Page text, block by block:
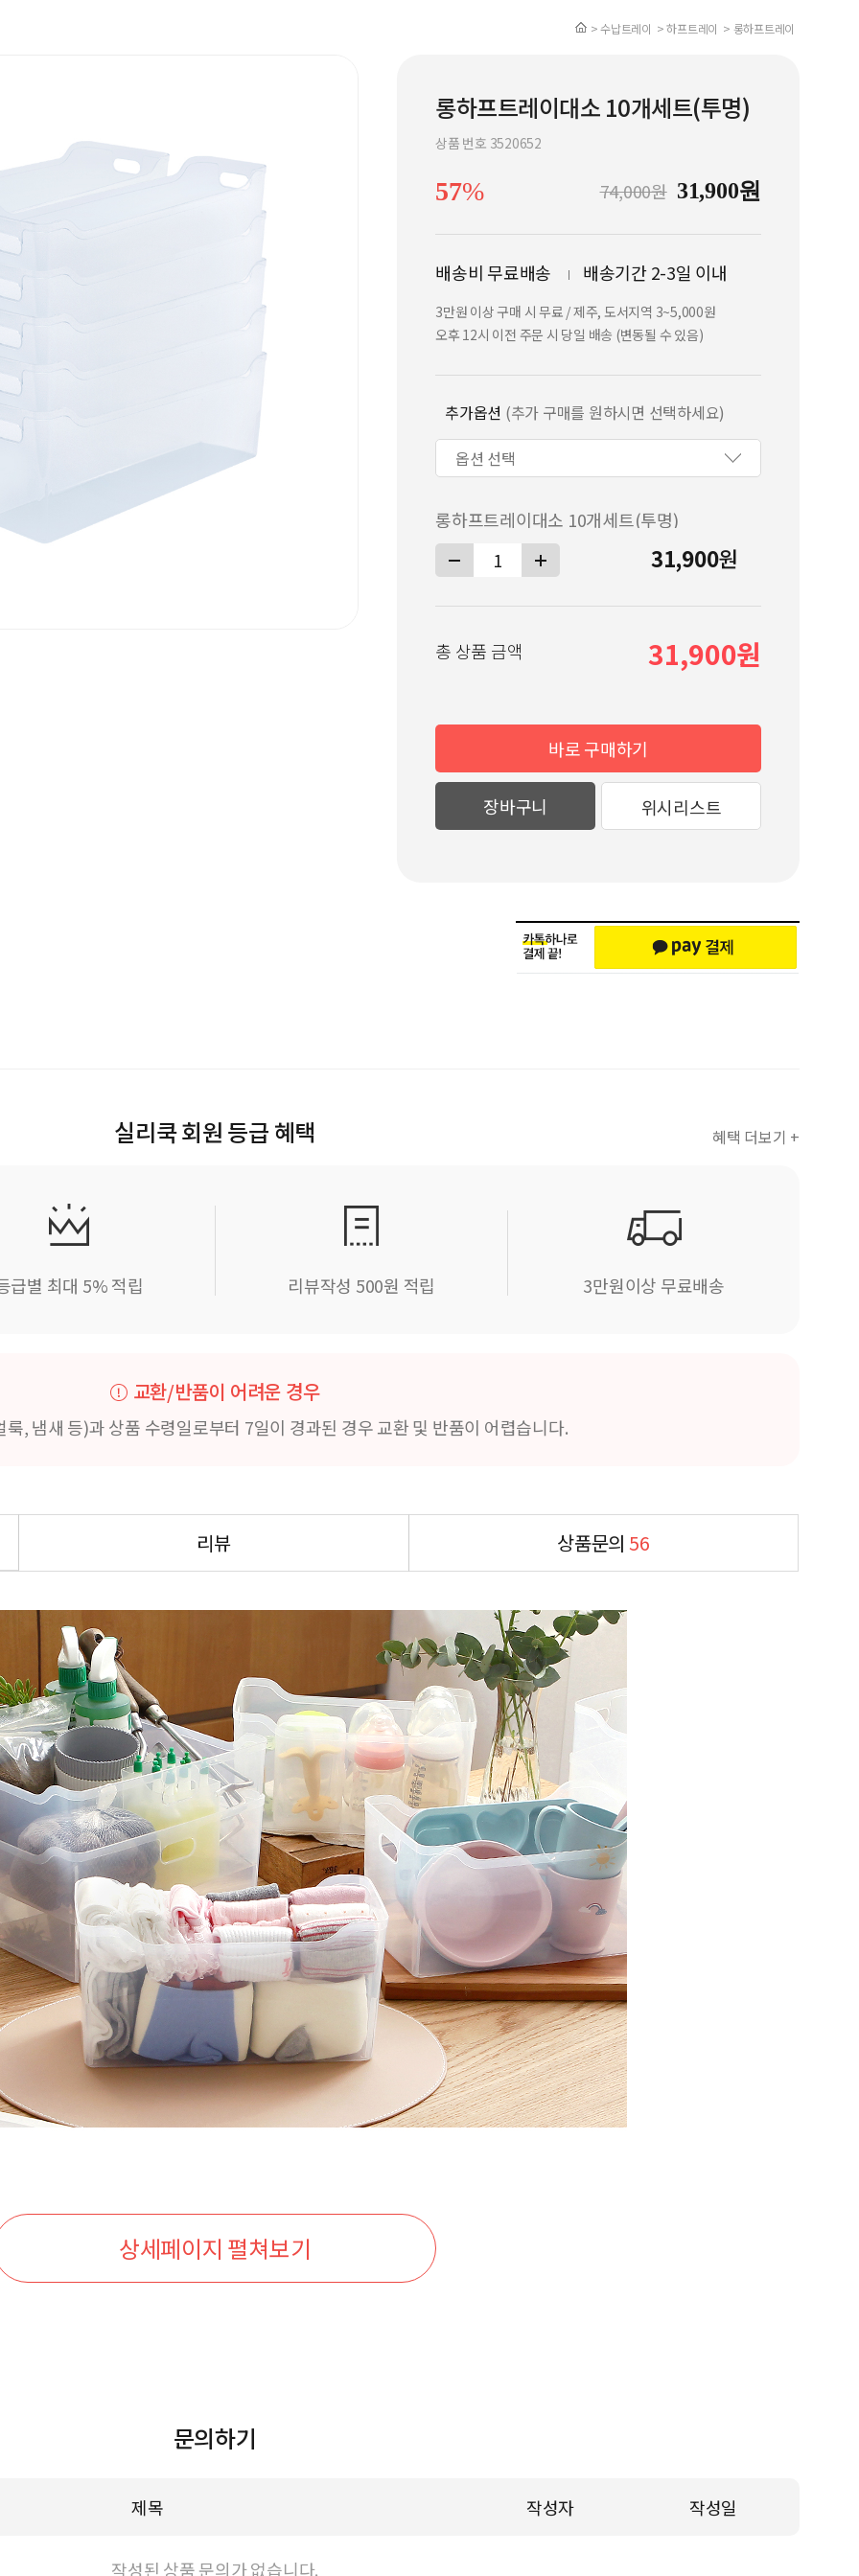
> 수납트레이 > 하프트레이 > 롱하프트레이
롱하프트레이대소 10개세트(투명)
상품 번호 3520652
57% 74,000원 31,900원
배송비 무료배송 배송기간 2-3일 이내
3만원 이상 구매 시 무료 / 제주, 도서지역 3~5,000원
오후 12시 이전 주문 시 당일 배송 (변동될 수 있음)
추가옵션 (추가 구매를 원하시면 선택하세요)
롱하프트레이대소 10개세트(투명)
31,900원
총 상품 금액 31,900
바로 구매하기
장바구니 위시리스트
실리쿡 회원 등급 혜택 혜택 더보기 +
급별 최대 5% 적립 리뷰작성 500원 적립 3만원이상 무료배송
교환/반품이 어려운 경우
, 냄새 등)과 상품 수령일로부터 7일이 경과된 경우 교환 및 반품이 어렵습니다.
리뷰 상품문의 56
상세페이지 펼쳐보기
문의하기
제목 작성자 작성일
작성된 상품 문의가 없습니다.